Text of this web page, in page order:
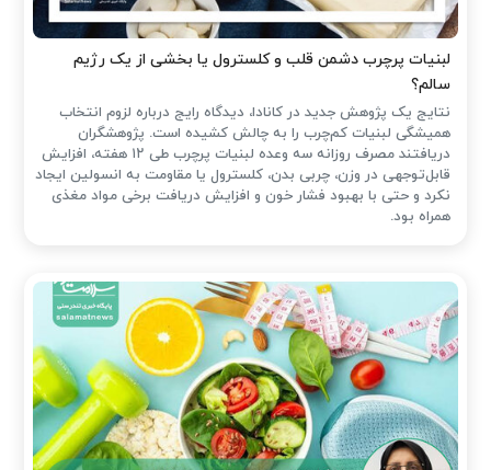
لبنیات پرچرب دشمن قلب و کلسترول یا بخشی از یک رژیم
سالم؟
نتایج یک پژوهش جدید در کانادا، دیدگاه رایج درباره لزوم انتخاب
همیشگی لبنیات کم‌چرب را به چالش کشیده است. پژوهشگران
دریافتند مصرف روزانه سه وعده لبنیات پرچرب طی ۱۲ هفته، افزایش
قابل‌توجهی در وزن، چربی بدن، کلسترول یا مقاومت به انسولین ایجاد
نکرد و حتی با بهبود فشار خون و افزایش دریافت برخی مواد مغذی
همراه بود.